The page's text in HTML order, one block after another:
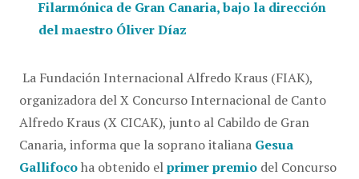
Filarmónica de Gran Canaria, bajo la dirección
del maestro Óliver Díaz
La Fundación Internacional Alfredo Kraus (FIAK),
organizadora del X Concurso Internacional de Canto
Alfredo Kraus (X CICAK), junto al Cabildo de Gran
Canaria, informa que la soprano italiana Gesua
Gallifocoha obtenido elprimer premio del Concurso